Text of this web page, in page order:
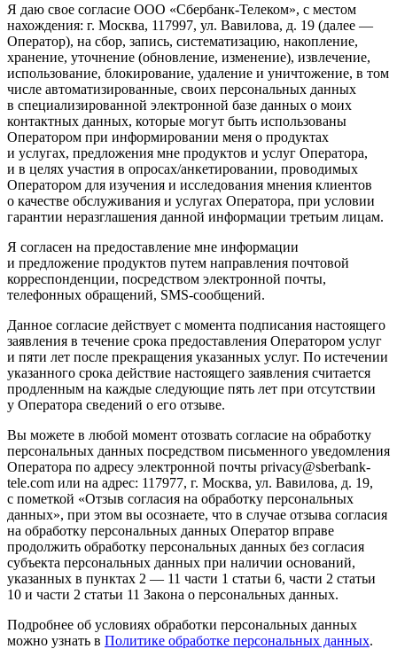
Я даю свое согласие ООО «Сбербанк-Телеком», с местом
нахождения: г. Москва, 117997, ул. Вавилова, д. 19 (далее —
Оператор), на сбор, запись, систематизацию, накопление,
хранение, уточнение (обновление, изменение), извлечение,
использование, блокирование, удаление и уничтожение, в том
числе автоматизированные, своих персональных данных
в специализированной электронной базе данных о моих
контактных данных, которые могут быть использованы
Оператором при информировании меня о продуктах
и услугах, предложения мне продуктов и услуг Оператора,
и в целях участия в опросах/анкетировании, проводимых
Оператором для изучения и исследования мнения клиентов
о качестве обслуживания и услугах Оператора, при условии
гарантии неразглашения данной информации третьим лицам.
Я согласен на предоставление мне информации
и предложение продуктов путем направления почтовой
корреспонденции, посредством электронной почты,
телефонных обращений, SMS-сообщений.
Данное согласие действует с момента подписания настоящего
заявления в течение срока предоставления Оператором услуг
и пяти лет после прекращения указанных услуг. По истечении
указанного срока действие настоящего заявления считается
продленным на каждые следующие пять лет при отсутствии
у Оператора сведений о его отзыве.
Вы можете в любой момент отозвать согласие на обработку
персональных данных посредством письменного уведомления
Оператора по адресу электронной почты privacy@sberbank-
tele.com или на адрес: 117977, г. Москва, ул. Вавилова, д. 19,
с пометкой «Отзыв согласия на обработку персональных
данных», при этом вы осознаете, что в случае отзыва согласия
на обработку персональных данных Оператор вправе
продолжить обработку персональных данных без согласия
субъекта персональных данных при наличии оснований,
указанных в пунктах 2 — 11 части 1 статьи 6, части 2 статьи
10 и части 2 статьи 11 Закона о персональных данных.
Подробнее об условиях обработки персональных данных
можно узнать в Политике обработке персональных данных.